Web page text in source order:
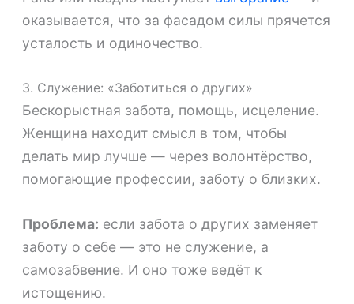
оказывается, что за фасадом силы прячется
усталость и одиночество.
3. Служение: «Заботиться о других»
Бескорыстная забота, помощь, исцеление.
Женщина находит смысл в том, чтобы
делать мир лучше — через волонтёрство,
помогающие профессии, заботу о близких.
Проблема: если забота о других заменяет
заботу о себе — это не служение, а
самозабвение. И оно тоже ведёт к
истощению.